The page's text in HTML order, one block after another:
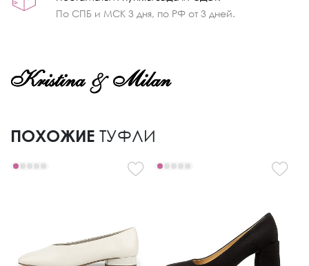
По СПБ и МСК 3 дня, по РФ от 3 дней.
ПОХОЖИЕ ТУФЛИ